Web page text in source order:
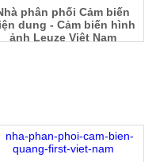
phân phối Cảm biến
dung - Cảm biến hình
ảnh Leuze Việt Nam